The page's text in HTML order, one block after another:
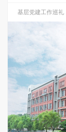
基层党建工作巡礼